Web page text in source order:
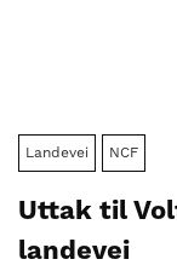
Landevei NCF
Uttak til
landevei